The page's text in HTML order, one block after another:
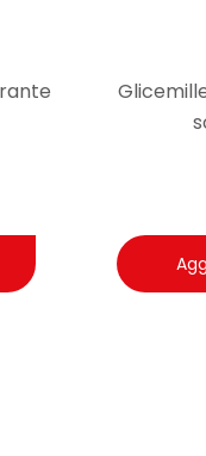
abiti; se hai dubbi,